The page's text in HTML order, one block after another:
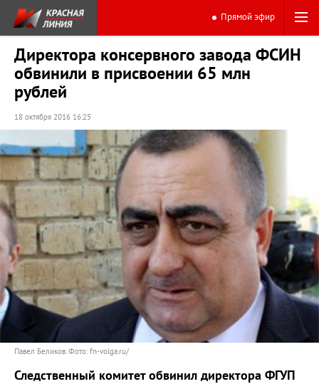
Прямой эфир
Директора консервного завода ФСИН
обвинили в присвоении 65 млн
рублей
18 октября 2016 16:25
Павел Беликов. Фото: fn-volga.ru/
Следственный комитет обвинил директора ФГУП